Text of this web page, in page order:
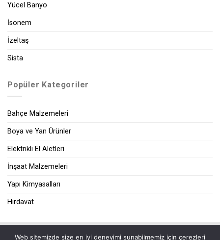
Yücel Banyo
İsonem
İzeltaş
Sista
Popüler Kategoriler
Bahçe Malzemeleri
Boya ve Yan Ürünler
Elektrikli El Aletleri
İnşaat Malzemeleri
Yapı Kimyasalları
Hırdavat
Web sitemizde size en iyi deneyimi sunabilmemiz için çerezleri